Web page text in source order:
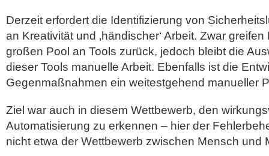
Derzeit erfordert die Identifizierung von
an Kreativität und ‚händischer‘ Arbeit. Zwar
großen Pool an Tools zurück, jedoch bleibt die
dieser Tools manuelle Arbeit. Ebenfalls ist die
Gegenmaßnahmen ein weitestgehend manueller
Ziel war auch in diesem Wettbewerb, den
Automatisierung zu erkennen – hier der
nicht etwa der Wettbewerb zwischen Mensch und